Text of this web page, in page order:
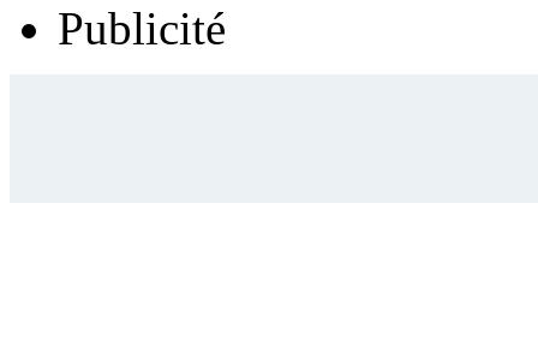
Publicité